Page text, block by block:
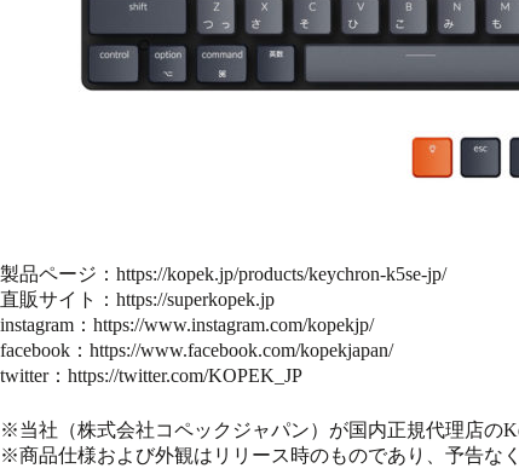
製品ページ： https://kopek.jp/products/keychron-k5se-jp/
直販サイト： https://superkopek.jp
instagram： https://www.instagram.com/kopekjp/
facebook： https://www.facebook.com/kopekjapan/
twitter： https://twitter.com/KOPEK_JP
※当社（株式会社コペックジャパン）が国内正規代理店の
※商品仕様および外観はリリース時のものであり、予告な